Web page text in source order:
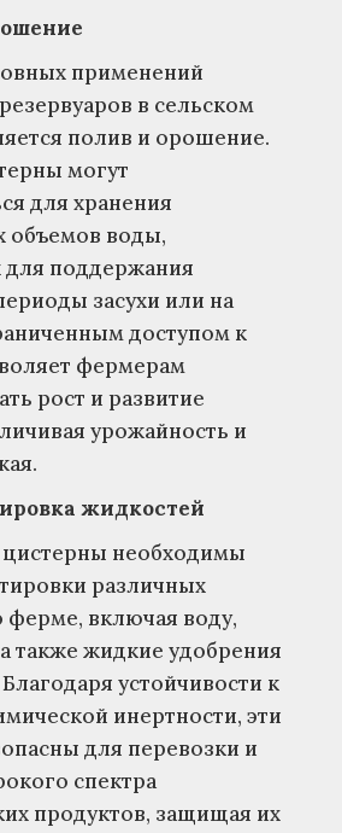
применений
в сельском
полив и орошение.
могут
для хранения
объемов воды,
поддержания
засухи или на
доступом к
фермерам
рост и развитие
урожайность и
жидкостей
необходимы
различных
ферме, включая воду,
также жидкие удобрения
устойчивости к
инертности, эти
для перевозки и
спектра
продуктов, защищая их